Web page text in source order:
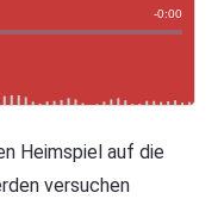
Heimspiel auf die
versuchen